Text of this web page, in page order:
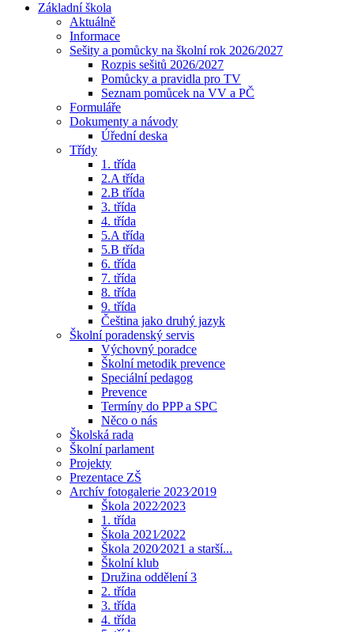
Základní škola
Aktuálně
Informace
Sešity a pomůcky na školní rok 2026/2027
Rozpis sešitů 2026/2027
Pomůcky a pravidla pro TV
Seznam pomůcek na VV a PČ
Formuláře
Dokumenty a návody
Úřední deska
Třídy
1. třída
2.A třída
2.B třída
3. třída
4. třída
5.A třída
5.B třída
6. třída
7. třída
8. třída
9. třída
Čeština jako druhý jazyk
Školní poradenský servis
Výchovný poradce
Školní metodik prevence
Speciální pedagog
Prevence
Termíny do PPP a SPC
Něco o nás
Školská rada
Školní parlament
Projekty
Prezentace ZŠ
Archív fotogalerie 2023⁄2019
Škola 2022⁄2023
1. třída
Škola 2021⁄2022
Škola 2020⁄2021 a starší...
Školní klub
Družina oddělení 3
2. třída
3. třída
4. třída